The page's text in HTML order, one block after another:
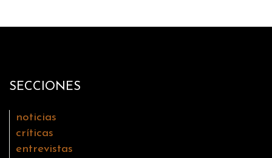
SECCIONES
noticias
críticas
entrevistas